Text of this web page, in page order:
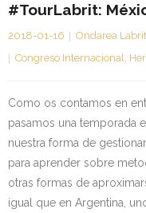
#TourLabrit:
2018-01-16 Ondarea Labrit
Congreso Internacional,
Como os contamos en
pasamos una temporada
nuestra forma de
para aprender sobre
otras formas de
igual que en Argentina,